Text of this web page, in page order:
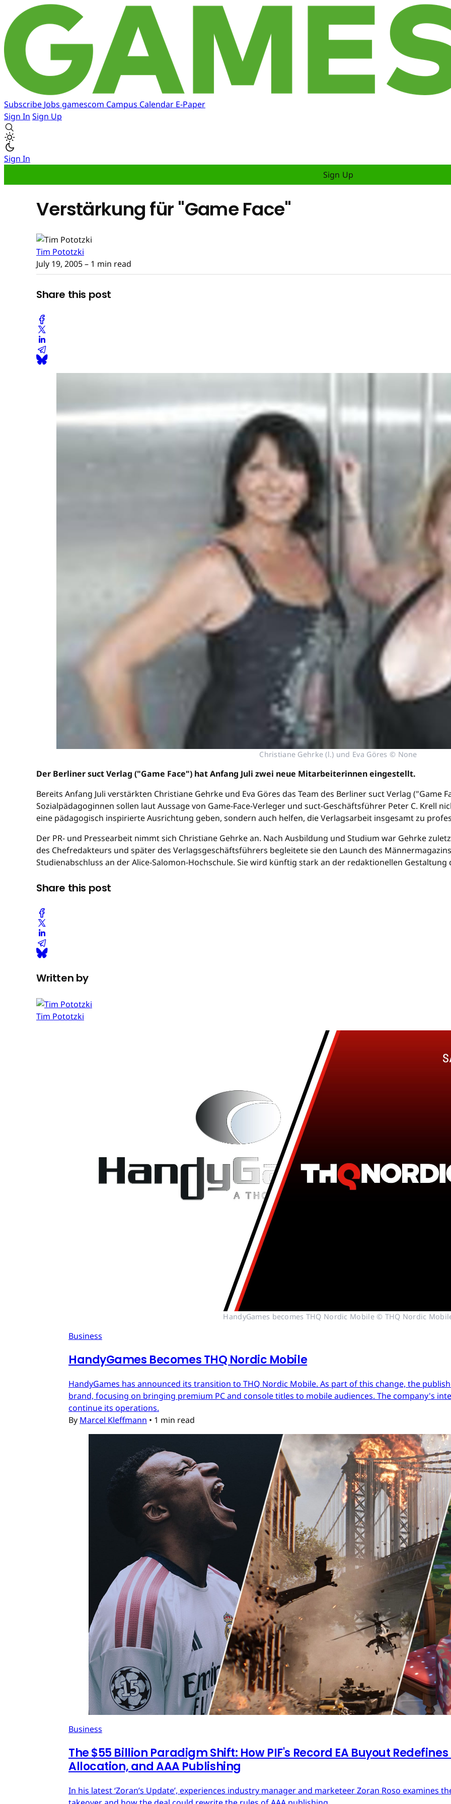
Subscribe Jobs gamescom Campus Calendar E-Paper
Sign In Sign Up
Sign In
Sign Up
Verstärkung für "Game Face"
Tim Pototzki
July 19, 2005– 1 min read
Share this post
Christiane Gehrke (l.) und Eva Göres © None
Der Berliner suct Verlag ("Game Face") hat Anfang Juli zwei neue Mitarbeiterinnen eingestellt.
Bereits Anfang Juli verstärkten Christiane Gehrke und Eva Göres das Team des Berliner suct Verlag ("Game
Sozialpädagoginnen sollen laut Aussage von Game-Face-Verleger und suct-Geschäftsführer Peter C. Krell
eine pädagogisch inspirierte Ausrichtung geben, sondern auch helfen, die Verlagsarbeit insgesamt zu
Der PR- und Pressearbeit nimmt sich Christiane Gehrke an. Nach Ausbildung und Studium war Gehrke
des Chefredakteurs und später des Verlagsgeschäftsführers begleitete sie den Launch des
Studienabschluss an der Alice-Salomon-Hochschule. Sie wird künftig stark an der redaktionellen Gestaltung
Share this post
Written by
Tim Pototzki
HandyGames becomes THQ Nordic Mobile © THQ Nordic
Business
HandyGames Becomes THQ Nordic Mobile
HandyGames has announced its transition to THQ Nordic Mobile. As part of this change, the
brand, focusing on bringing premium PC and console titles to mobile audiences. The company's
continue its operations.
By Marcel Kleffmann • 1 min read
Business
The $55 Billion Paradigm Shift: How PIF's Record EA Buyout
Allocation, and AAA Publishing
In his latest ‘Zoran’s Update’, experiences industry manager and marketeer Zoran Roso examines